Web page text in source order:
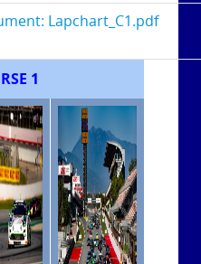
Lapchart_C1.pdf
1